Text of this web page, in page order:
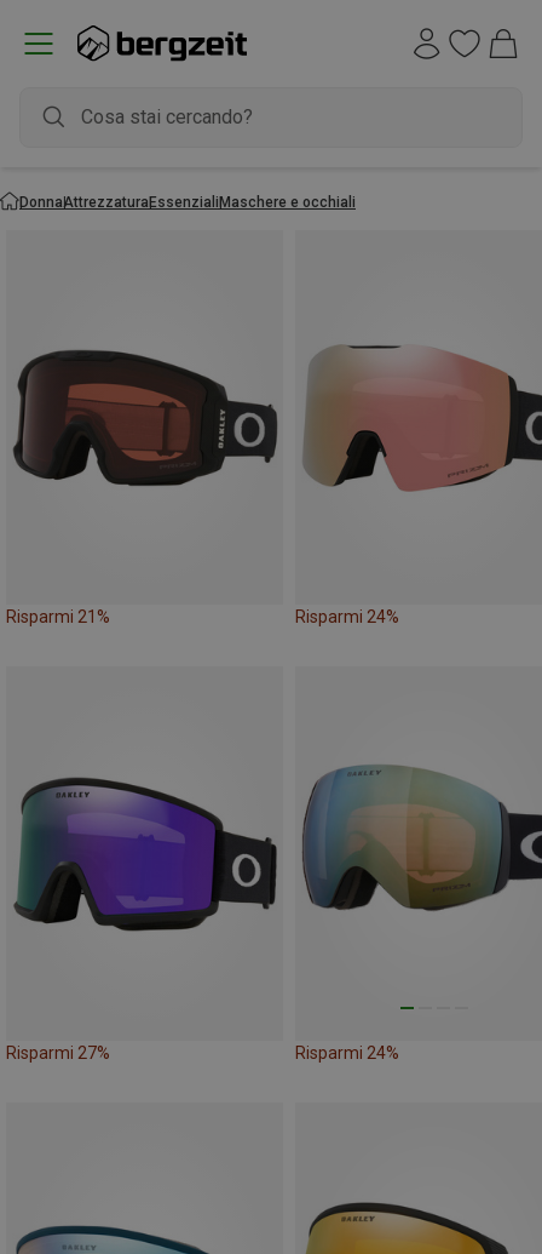
DonnaAttrezzaturaEssenzialiMaschere e occhiali
Risparmi 21% Risparmi 24%
Risparmi 27% Risparmi 24%